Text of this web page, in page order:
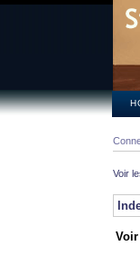
Voir